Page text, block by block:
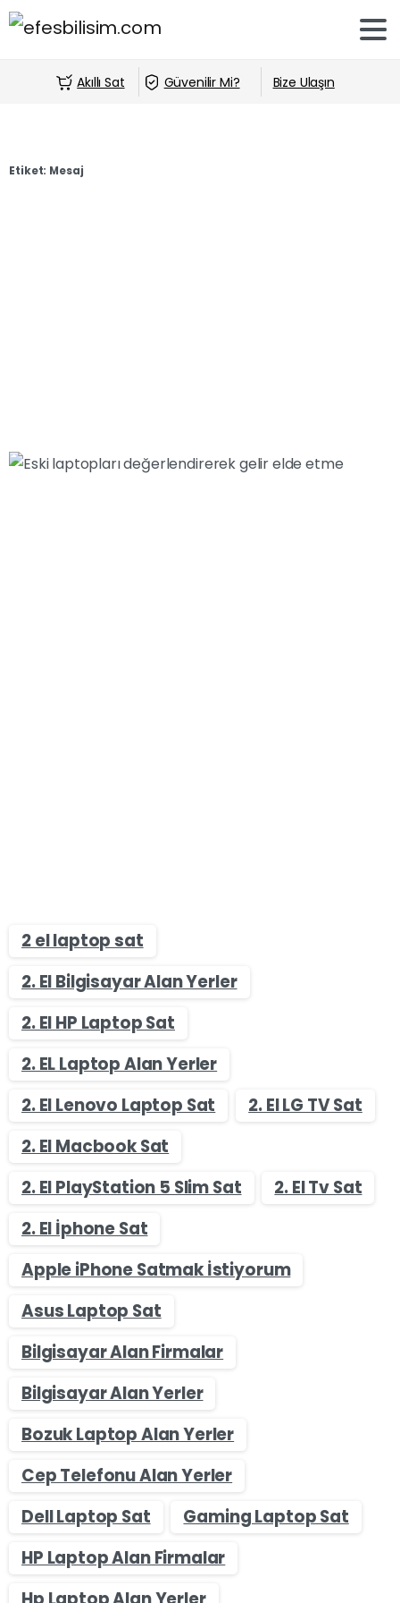
Akıllı Sat Güvenilir Mi? Bize Ulaşın
Etiket: Mesaj
2 el laptop sat
2. El Bilgisayar Alan Yerler
2. El HP Laptop Sat
2. EL Laptop Alan Yerler
2. El Lenovo Laptop Sat
2. El LG TV Sat
2. El Macbook Sat
2. El PlayStation 5 Slim Sat
2. El Tv Sat
2. El İphone Sat
Apple iPhone Satmak İstiyorum
Asus Laptop Sat
Bilgisayar Alan Firmalar
Bilgisayar Alan Yerler
Bozuk Laptop Alan Yerler
Cep Telefonu Alan Yerler
Dell Laptop Sat
Gaming Laptop Sat
HP Laptop Alan Firmalar